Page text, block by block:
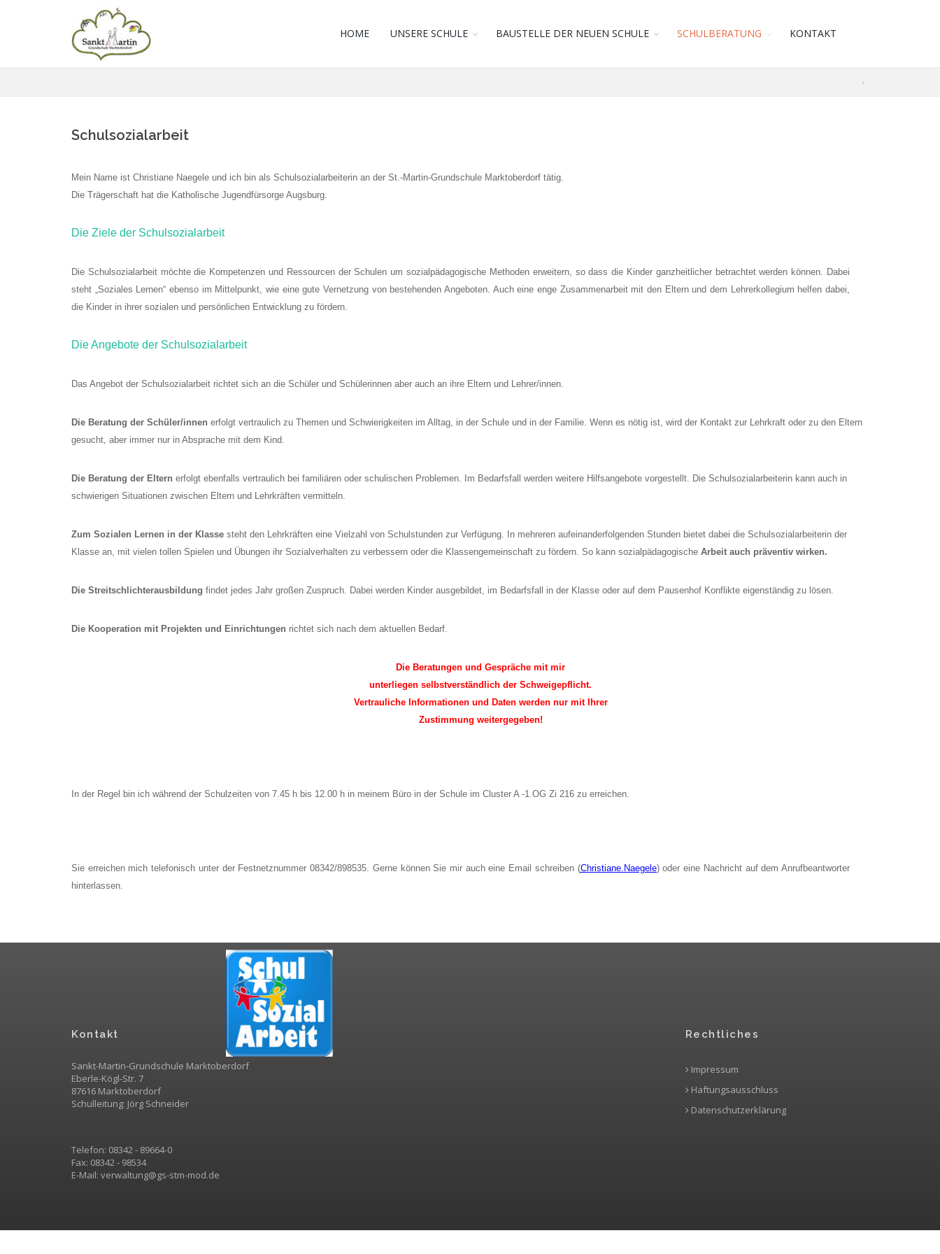
HOME UNSERE SCHULE BAUSTELLE DER NEUEN SCHULE SCHULBERATUNG KONTAKT
Schulsozialarbeit
Mein Name ist Christiane Naegele und ich bin als Schulsozialarbeiterin an der St.-Martin-Grundschule Marktoberdorf tätig.
Die Trägerschaft hat die Katholische Jugendfürsorge Augsburg.
Die Ziele der Schulsozialarbeit
Die Schulsozialarbeit möchte die Kompetenzen und Ressourcen der Schulen um sozialpädagogische Methoden erweitern, so dass die Kinder ganzheitlicher betrachtet werden können. Dabei
steht „Soziales Lernen“ ebenso im Mittelpunkt, wie eine gute Vernetzung von bestehenden Angeboten. Auch eine enge Zusammenarbeit mit den Eltern und dem Lehrerkollegium helfen dabei,
die Kinder in ihrer sozialen und persönlichen Entwicklung zu fördern.
Die Angebote der Schulsozialarbeit
Das Angebot der Schulsozialarbeit richtet sich an die Schüler und Schülerinnen aber auch an ihre Eltern und Lehrer/innen.
Die Beratung der Schüler/innen erfolgt vertraulich zu Themen und Schwierigkeiten im Alltag, in der Schule und in der Familie. Wenn es nötig ist, wird der Kontakt zur Lehrkraft oder zu den Eltern
gesucht, aber immer nur in Absprache mit dem Kind.
Die Beratung der Eltern erfolgt ebenfalls vertraulich bei familiären oder schulischen Problemen. Im Bedarfsfall werden weitere Hilfsangebote vorgestellt. Die Schulsozialarbeiterin kann auch in
schwierigen Situationen zwischen Eltern und Lehrkräften vermitteln.
Zum Sozialen Lernen in der Klasse steht den Lehrkräften eine Vielzahl von Schulstunden zur Verfügung. In mehreren aufeinanderfolgenden Stunden bietet dabei die Schulsozialarbeiterin der
Klasse an, mit vielen tollen Spielen und Übungen ihr Sozialverhalten zu verbessern oder die Klassengemeinschaft zu fördern. So kann sozialpädagogische Arbeit auch präventiv wirken.
Die Streitschlichterausbildung findet jedes Jahr großen Zuspruch. Dabei werden Kinder ausgebildet, im Bedarfsfall in der Klasse oder auf dem Pausenhof Konflikte eigenständig zu lösen.
Die Kooperation mit Projekten und Einrichtungen richtet sich nach dem aktuellen Bedarf.
Die Beratungen und Gespräche mit mir
unterliegen selbstverständlich der Schweigepflicht.
Vertrauliche Informationen und Daten werden nur mit Ihrer
Zustimmung weitergegeben!
In der Regel bin ich während der Schulzeiten von 7.45 h bis 12.00 h in meinem Büro in der Schule im Cluster A -1.OG Zi 216 zu erreichen.
Sie erreichen mich telefonisch unter der Festnetznummer 08342/898535. Gerne können Sie mir auch eine Email schreiben (Christiane.Naegele) oder eine Nachricht auf dem Anrufbeantworter
hinterlassen.
Kontakt
Sankt-Martin-Grundschule Marktoberdorf
Eberle-Kögl-Str. 7
87616 Marktoberdorf
Schulleitung: Jörg Schneider
Telefon: 08342 - 89664-0
Fax: 08342 - 98534
E-Mail: verwaltung@gs-stm-mod.de
Rechtliches
Impressum
Haftungsausschluss
Datenschutzerklärung